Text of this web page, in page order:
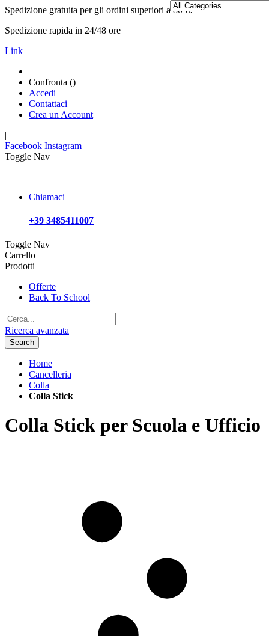
Spedizione gratuita per gli ordini superiori a 80 €!
Spedizione rapida in 24/48 ore
Link
Confronta ()
Accedi
Contattaci
Crea un Account
|
Facebook Instagram
Toggle Nav
Chiamaci
+39 3485411007
Toggle Nav
Carrello
Prodotti
Offerte
Back To School
Ricerca avanzata
Search
Home
Cancelleria
Colla
Colla Stick
Colla Stick per Scuola e Ufficio